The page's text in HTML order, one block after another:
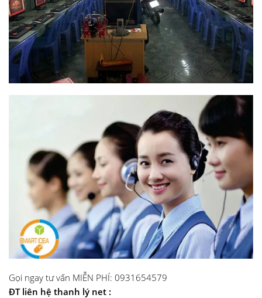
Gọi ngay tư vấn MIỄN PHÍ: 0931654579
ĐT liên hệ thanh lý net :